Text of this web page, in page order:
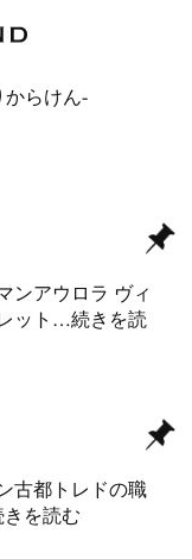
からけん-
ンアウロラ ヴィ
ット …続きを読
古都トレドの職
を読む